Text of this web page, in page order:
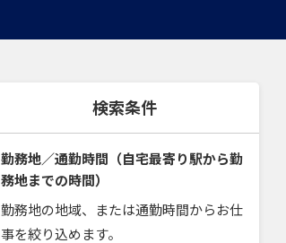
検索条件
勤務地／通勤時間（自宅最寄り駅から勤
務地までの時間）
勤務地の地域、または通勤時間からお仕
事を絞り込めます。